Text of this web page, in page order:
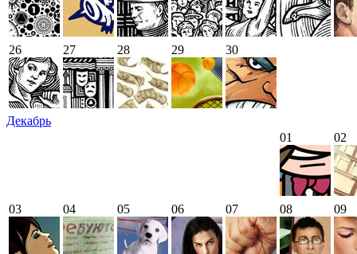
26 27 28 29 30
Декабрь
01
02
03 04 05 06 07 08 09